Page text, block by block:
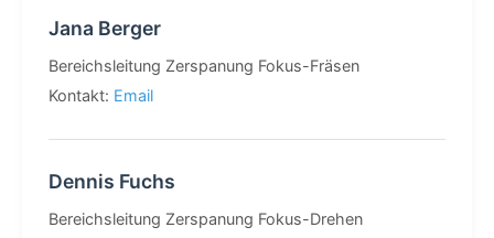
Jana Berger
Bereichsleitung Zerspanung Fokus-Fräsen
Kontakt: Email
Dennis Fuchs
Bereichsleitung Zerspanung Fokus-Drehen